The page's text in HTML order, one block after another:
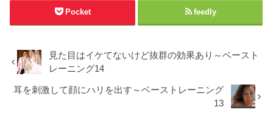
Pocket feedly
見た目はイケてないけど抜群の効果あり～ベースト
レーニング14
耳を刺激して顔にハリを出す～ベーストレーニング
13